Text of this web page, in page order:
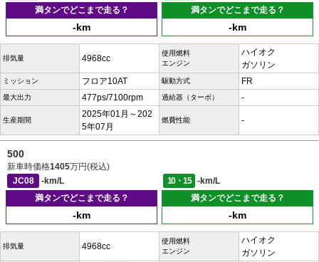
満タンでどこまで走る？
-km
満タンでどこまで走る？
-km
排気量 4968cc
使用燃料
エンジン
ハイオク
ガソリン
ミッション フロア10AT 駆動方式 FR
最大出力 477ps/7100rpm 過給器（ターボ） -
生産期間
2025年01月～202
5年07月
燃費性能 -
500
新車時価格1405万円(税込)
JC08
-km/L 10・15
-km/L
満タンでどこまで走る？
-km
満タンでどこまで走る？
-km
排気量 4968cc
使用燃料
エンジン
ハイオク
ガソリン